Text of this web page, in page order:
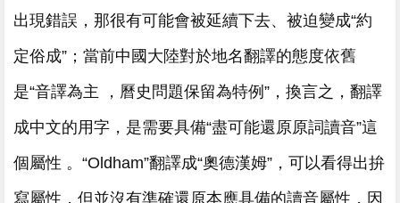
出現錯誤，那很有可能會被延續下去、被迫變成“約
定俗成”；當前中國大陸對於地名翻譯的態度依舊
是“音譯為主 ，曆史問題保留為特例”，換言之 ，翻譯
成中文的用字，是需要具備“盡可能還原原詞讀音”這
個屬性 。“Oldham”翻譯成“奧德漢姆”，可以看得出拚
寫屬性 ，但並沒有準確還原本應具備的讀音屬性，因